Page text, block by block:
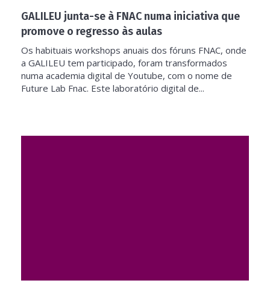
GALILEU junta-se à FNAC numa iniciativa que
promove o regresso às aulas
Os habituais workshops anuais dos fóruns FNAC, onde
a GALILEU tem participado, foram transformados
numa academia digital de Youtube, com o nome de
Future Lab Fnac. Este laboratório digital de...